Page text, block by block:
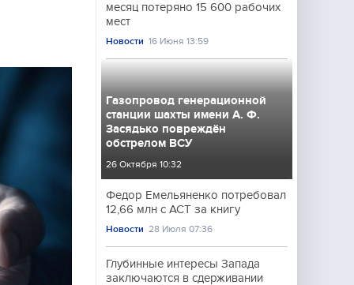
месяц потеряно 15 600 рабочих
мест
Новости 16 Июня 13:59
Газопровод генерационной
станции шахты имени А. Ф.
Засядько повреждён
обстрелом ВСУ
26 Октября 10:32
Федор Емельяненко потребовал
12,66 млн с АСТ за книгу
Новости 28 Июля 07:36
Глубинные интересы Запада
заключаются в сдерживании